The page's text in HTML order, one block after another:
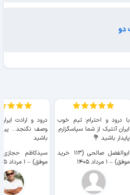
با درود و احترام؛ تیم خوب
ایران آنتیک از شما سپاسگزارم.
پایدار باشید 💐
ابوالفضل صالحی (۱۱۳ خرید
موفق) – ۱ مرداد ۱۴۰۵
درود و ارادت
وصف نگنجد...
باشید
موفق) – ۱ مرداد ۱۴۰۵